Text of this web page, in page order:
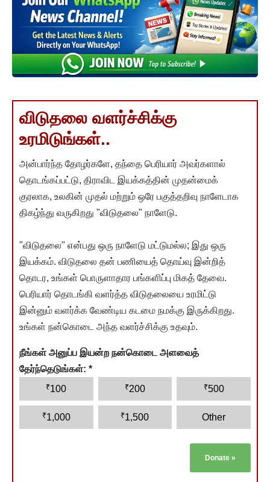
விடுதலை வளர்ச்சிக்கு
உரமிடுங்கள்..
அன்பார்ந்த தோழர்களே, தந்தை பெரியார் அவர்களால்
தொடங்கப்பட்டு, திராவிட இயக்கத்தின் முதன்மைக்
குரலாக, உலகின் முதல் மற்றும் ஒரே பகுத்தறிவு நாளேடாக
திகழ்ந்து வருகிறது "விடுதலை" நாளேடு.
"விடுதலை" என்பது ஒரு நாளேடு மட்டுமல்ல; இது ஒரு
இயக்கம். விடுதலை தன் பணியைத் தொய்வு இன்றித்
தொடர, உங்கள் பொருளாதார பங்களிப்பு மிகத் தேவை.
பெரியார் தொடங்கி வளர்த்த விடுதலையை உரமிட்டு
இன்னும் வளர்க்க வேண்டிய கடமை நமக்கு இருக்கிறது.
உங்கள் நன்கொடை அந்த வளர்ச்சிக்கு உதவும்.
நீங்கள் அனுப்ப இயன்ற நன்கொடை அளவைத்
தேர்ந்தெடுங்கள்: *
₹100 ₹200 ₹500
₹1,000 ₹1,500 Other
Donate »